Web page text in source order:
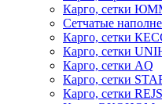
Карго, сетки
Сетчатые
Карго, сетки
Карго, сетки
Карго, сетки AQ
Карго, сетки
Карго, сетки REJS